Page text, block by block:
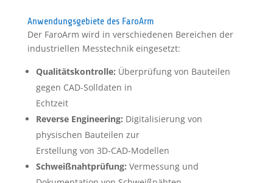
Anwendungsgebiete des FaroArm
Der FaroArm wird in verschiedenen Bereichen der
industriellen Messtechnik eingesetzt:
Qualitätskontrolle: Überprüfung von Bauteilen
gegen CAD-Solldaten in
Echtzeit
Reverse Engineering: Digitalisierung von
physischen Bauteilen zur
Erstellung von 3D-CAD-Modellen
Schweißnahtprüfung: Vermessung und